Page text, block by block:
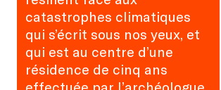
catastrophes climatiques
qui s’écrit sous nos yeux, et
qui est au centre d’une
résidence de cinq ans
effectuée par l’archéologue